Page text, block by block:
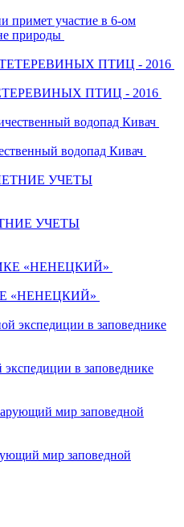
примет участие в 6-ом
природы
ПТИЦ - 2016
водопад Кивач
УЧЕТЫ
«НЕНЕЦКИЙ»
в заповеднике
мир заповедной